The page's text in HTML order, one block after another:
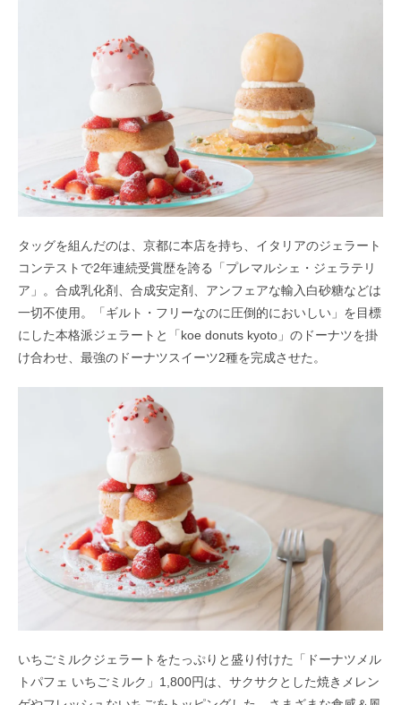
タッグを組んだのは、京都に本店を持ち、イタリアのジェラート
コンテストで2年連続受賞歴を誇る「プレマルシェ・ジェラテリ
ア」。合成乳化剤、合成安定剤、アンフェアな輸入白砂糖などは
一切不使用。「ギルト・フリーなのに圧倒的においしい」を目標
にした本格派ジェラートと「koe donuts kyoto」のドーナツを掛
け合わせ、最強のドーナツスイーツ2種を完成させた。
いちごミルクジェラートをたっぷりと盛り付けた「ドーナツメル
トパフェ いちごミルク」1,800円は、サクサクとした焼きメレン